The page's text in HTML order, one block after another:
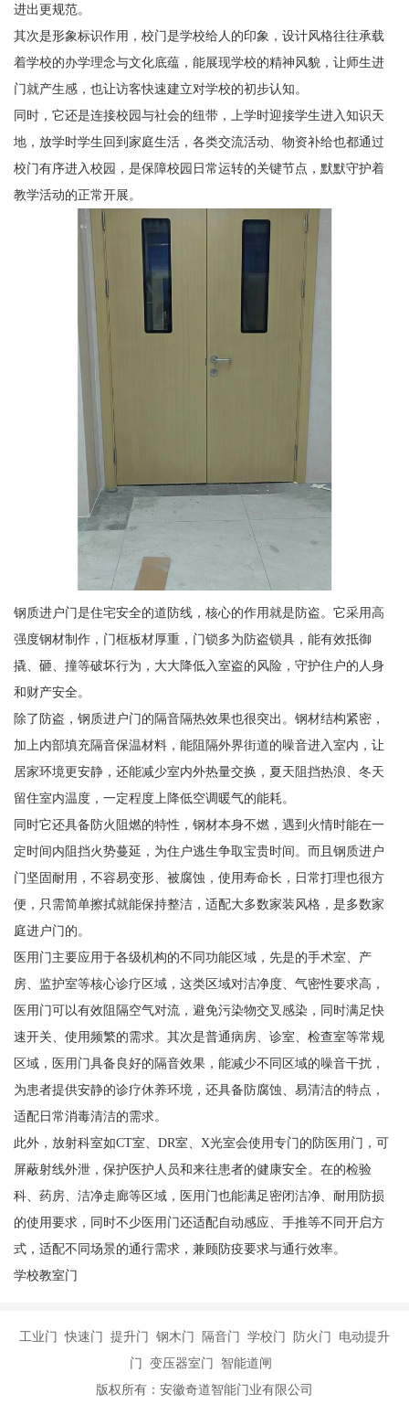
进出更规范。
其次是形象标识作用，校门是学校给人的印象，设计风格往往承载
着学校的办学理念与文化底蕴，能展现学校的精神风貌，让师生进
门就产生感，也让访客快速建立对学校的初步认知。
同时，它还是连接校园与社会的纽带，上学时迎接学生进入知识天
地，放学时学生回到家庭生活，各类交流活动、物资补给也都通过
校门有序进入校园，是保障校园日常运转的关键节点，默默守护着
教学活动的正常开展。
钢质进户门是住宅安全的道防线，核心的作用就是防盗。它采用高
强度钢材制作，门框板材厚重，门锁多为防盗锁具，能有效抵御
撬、砸、撞等破坏行为，大大降低入室盗的风险，守护住户的人身
和财产安全。
除了防盗，钢质进户门的隔音隔热效果也很突出。钢材结构紧密，
加上内部填充隔音保温材料，能阻隔外界街道的噪音进入室内，让
居家环境更安静，还能减少室内外热量交换，夏天阻挡热浪、冬天
留住室内温度，一定程度上降低空调暖气的能耗。
同时它还具备防火阻燃的特性，钢材本身不燃，遇到火情时能在一
定时间内阻挡火势蔓延，为住户逃生争取宝贵时间。而且钢质进户
门坚固耐用，不容易变形、被腐蚀，使用寿命长，日常打理也很方
便，只需简单擦拭就能保持整洁，适配大多数家装风格，是多数家
庭进户门的。
医用门主要应用于各级机构的不同功能区域，先是的手术室、产
房、监护室等核心诊疗区域，这类区域对洁净度、气密性要求高，
医用门可以有效阻隔空气对流，避免污染物交叉感染，同时满足快
速开关、使用频繁的需求。其次是普通病房、诊室、检查室等常规
区域，医用门具备良好的隔音效果，能减少不同区域的噪音干扰，
为患者提供安静的诊疗休养环境，还具备防腐蚀、易清洁的特点，
适配日常消毒清洁的需求。
此外，放射科室如CT室、DR室、X光室会使用专门的防医用门，可
屏蔽射线外泄，保护医护人员和来往患者的健康安全。在的检验
科、药房、洁净走廊等区域，医用门也能满足密闭洁净、耐用防损
的使用要求，同时不少医用门还适配自动感应、手推等不同开启方
式，适配不同场景的通行需求，兼顾防疫要求与通行效率。
学校教室门
工业门 快速门 提升门 钢木门 隔音门 学校门 防火门 电动提升
门 变压器室门 智能道闸
版权所有：安徽奇道智能门业有限公司